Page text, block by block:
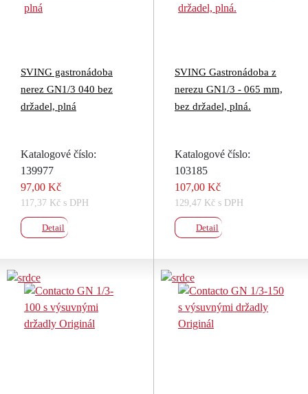
SVING gastronádoba
nerez GN1/3 040 bez
držadel, plná
Katalogové číslo:
139977
97,00 Kč
117,37 Kč s DPH
Detail
SVING Gastronádoba z
nerezu GN1/3 - 065 mm,
bez držadel, plná.
Katalogové číslo:
103185
107,00 Kč
129,47 Kč s DPH
Detail